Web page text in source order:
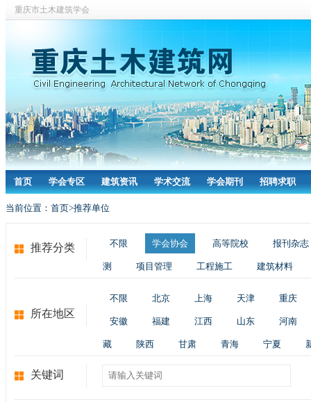
重庆市土木建筑学会
首页 学会专区 建筑资讯 学术交流 学会期刊 招聘求职
当前位置： 首页>推荐单位
推荐分类 不限 学会协会 高等院校 报刊杂志
测 项目管理 工程施工 建筑材料
所在地区
不限 北京 上海 天津 重庆
安徽 福建 江西 山东 河南
藏 陕西 甘肃 青海 宁夏
关键词